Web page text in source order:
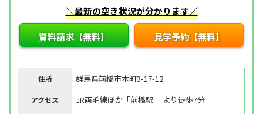
＼最新の空き状況が分かります／
資料請求【無料】 見学予約【無料】
住所 群馬県前橋市本町3-17-12
アクセス JR両毛線ほか「前橋駅」 より徒歩7分